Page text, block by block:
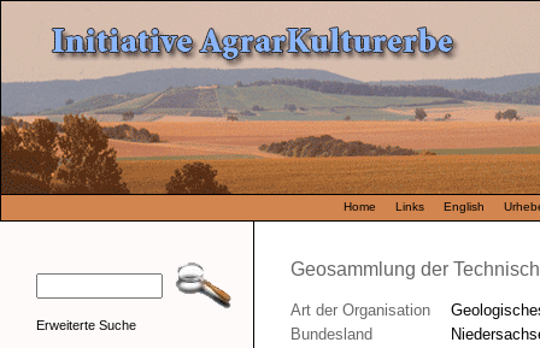
Home Links English
Erweiterte Suche
Geosammlung der
Art der Organisation
Bundesland